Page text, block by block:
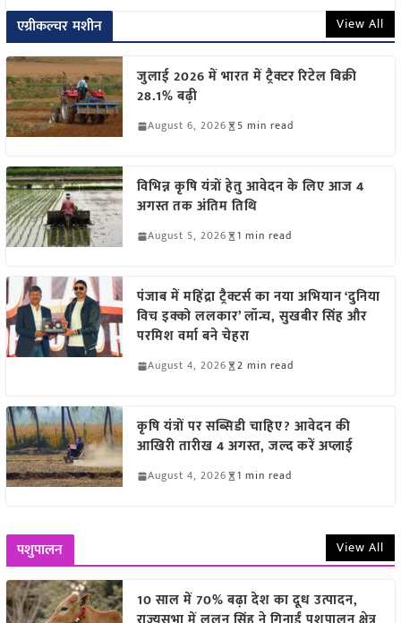
एग्रीकल्चर मशीन View All
जुलाई 2026 में भारत में ट्रैक्टर रिटेल बिक्री
28.1% बढ़ी
August 6, 2026 5 min read
विभिन्न कृषि यंत्रों हेतु आवेदन के लिए आज 4
अगस्त तक अंतिम तिथि
August 5, 2026 1 min read
पंजाब में महिंद्रा ट्रैक्टर्स का नया अभियान ‘दुनिया
विच इक्को ललकार’ लॉन्च, सुखबीर सिंह और
परमिश वर्मा बने चेहरा
August 4, 2026 2 min read
कृषि यंत्रों पर सब्सिडी चाहिए? आवेदन की
आखिरी तारीख 4 अगस्त, जल्द करें अप्लाई
August 4, 2026 1 min read
पशुपालन View All
10 साल में 70% बढ़ा देश का दूध उत्पादन,